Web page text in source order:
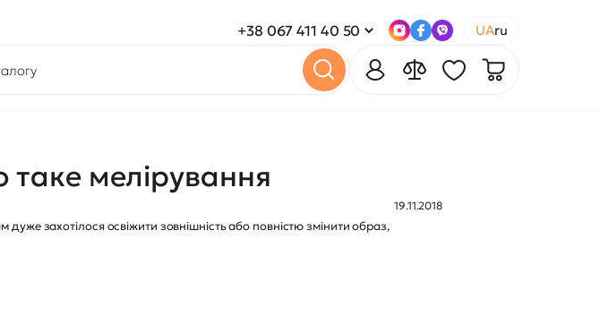
+38 067 411 40 50 UAru
мелірування
19.11.2018
захотілося освіжити зовнішність або повністю змінити образ,